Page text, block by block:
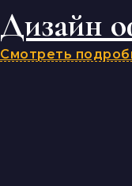
Дизайн
Смотреть